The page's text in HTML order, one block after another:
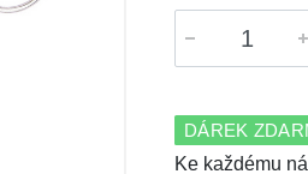
DÁREK
Ke každému